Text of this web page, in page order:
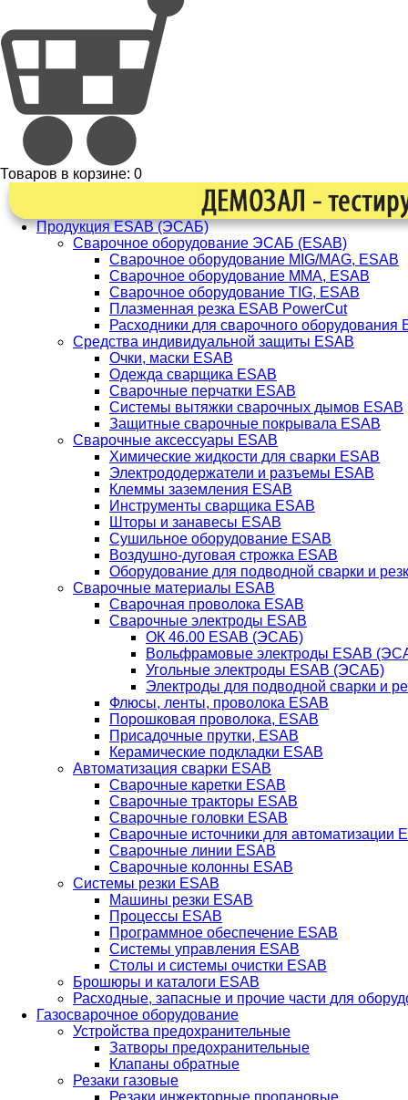
Товаров в корзине: 0
Продукция ESAB (ЭСАБ)
Сварочное оборудование ЭСАБ (ESAB)
Сварочное оборудование MIG/MAG, ESAB
Сварочное оборудование ММА, ESAB
Сварочное оборудование TIG, ESAB
Плазменная резка ESAB PowerCut
Расходники для сварочного оборудования
Средства индивидуальной защиты ESAB
Очки, маски ESAB
Одежда сварщика ESAB
Сварочные перчатки ESAB
Системы вытяжки сварочных дымов ESAB
Защитные сварочные покрывала ESAB
Сварочные аксессуары ESAB
Химические жидкости для сварки ESAB
Электрододержатели и разъемы ESAB
Клеммы заземления ESAB
Инструменты сварщика ESAB
Шторы и занавесы ESAB
Сушильное оборудование ESAB
Воздушно-дуговая строжка ESAB
Оборудование для подводной сварки и
Сварочные материалы ESAB
Сварочная проволока ESAB
Сварочные электроды ESAB
ОК 46.00 ESAB (ЭСАБ)
Вольфрамовые электроды ESAB
Угольные электроды ESAB (ЭСАБ)
Электроды для подводной сварки и
Флюсы, ленты, проволока ESAB
Порошковая проволока, ESAB
Присадочные прутки, ESAB
Керамические подкладки ESAB
Автоматизация сварки ESAB
Сварочные каретки ESAB
Сварочные тракторы ESAB
Сварочные головки ESAB
Сварочные источники для автоматизации
Сварочные линии ESAB
Сварочные колонны ESAB
Системы резки ESAB
Машины резки ESAB
Процессы ESAB
Программное обеспечение ESAB
Системы управления ESAB
Столы и системы очистки ESAB
Брошюры и каталоги ESAB
Расходные, запасные и прочие части для
Газосварочное оборудование
Устройства предохранительные
Затворы предохранительные
Клапаны обратные
Резаки газовые
Резаки инжекторные пропановые